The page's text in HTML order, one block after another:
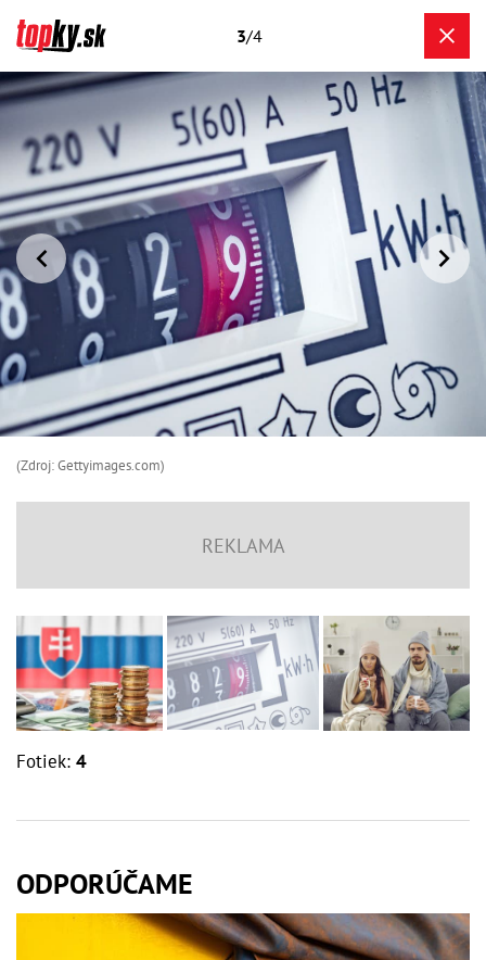
3/4
(Zdroj: Gettyimages.com)
Fotiek: 4
ODPORÚČAME